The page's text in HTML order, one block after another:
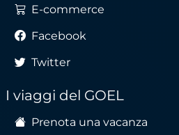
E-commerce
Facebook
Twitter
I viaggi del GOEL
Prenota una vacanza